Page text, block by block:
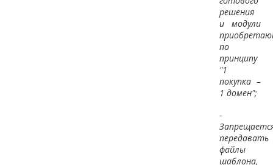
решения
и модули
по
принципу
"1
покупка –
1 домен";
-
передавать
файлы
шаблона,